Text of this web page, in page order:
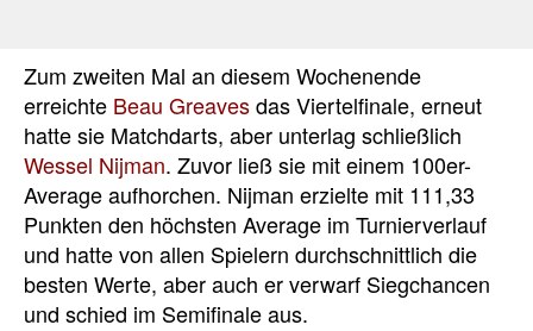
Zum zweiten Mal an diesem Wochenende
erreichte Beau Greavesdas Viertelfinale, erneut
hatte sie Matchdarts, aber unterlag schließlich
Wessel Nijman. Zuvor ließ sie mit einem 100er-
Average aufhorchen. Nijman erzielte mit 111,33
Punkten den höchsten Average im Turnierverlauf
und hatte von allen Spielern durchschnittlich die
besten Werte, aber auch er verwarf Siegchancen
und schied im Semifinale aus.